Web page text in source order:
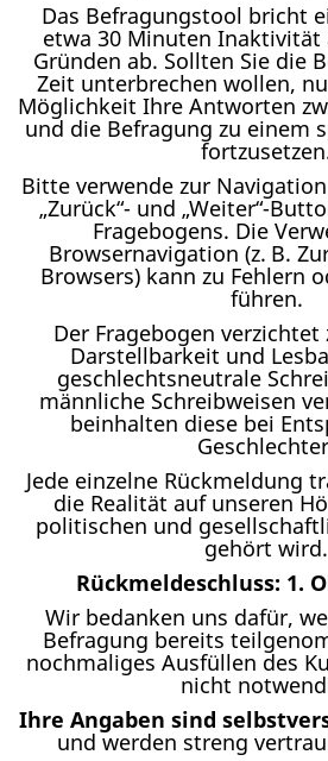
Das Befragungstool bricht
etwa 30 Minuten Inaktivität
Gründen ab. Sollten Sie die
Zeit unterbrechen wollen,
Möglichkeit Ihre Antworten
und die Befragung zu einem
Bitte verwende zur
„Zurück“- und „Weiter“-
Fragebogens. Die
Browsernavigation (z. B.
Browsers) kann zu Fehlern
führen.
Der Fragebogen
Darstellbarkeit und
geschlechtsneutrale
männliche Schreibweisen
beinhalten diese bei
Jede einzelne Rückmeldung
die Realität auf unseren
politischen und
gehört wird.
Rückmeldeschluss: 1.
Wir bedanken uns dafür,
Befragung bereits
nochmaliges Ausfüllen des
nicht
Ihre Angaben sind
und werden streng